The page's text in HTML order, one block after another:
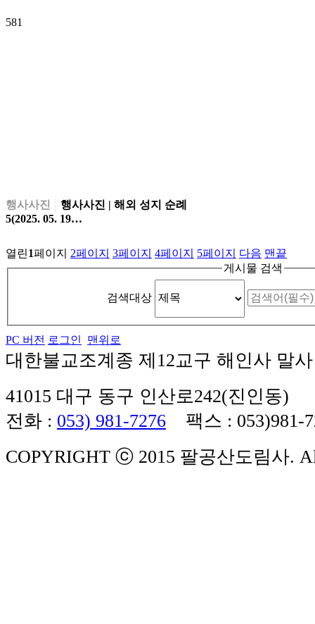
581
행사사진
행사사진 | 해외 성지 순례
5(2025. 05. 19…
열린1페이지 2페이지 3페이지 4페이지 5페이지 다음 맨끝
게시물 검색
검색대상
PC 버전 로그인 맨위로
대한불교조계종 제12교구 해인사 말
41015 대구 동구 인산로242(진인동)
전화 : 053) 981-7276 팩스 : 053)981-
COPYRIGHT ⓒ 2015 팔공산도림사.